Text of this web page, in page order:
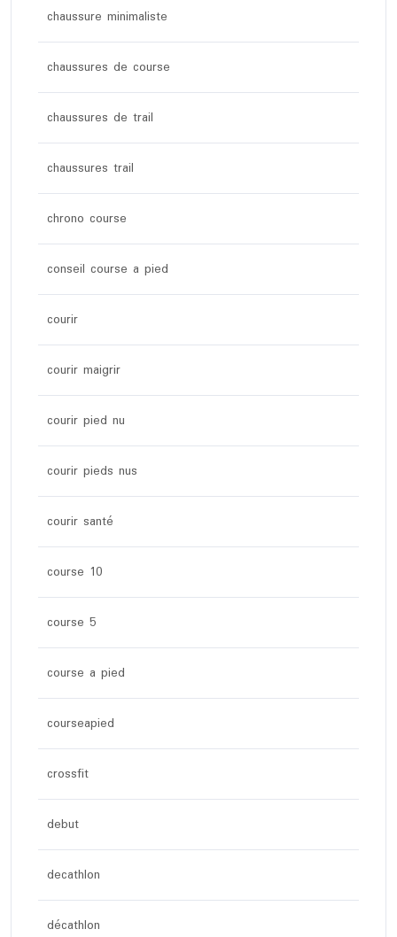
chaussure minimaliste
chaussures de course
chaussures de trail
chaussures trail
chrono course
conseil course a pied
courir
courir maigrir
courir pied nu
courir pieds nus
courir santé
course 10
course 5
course a pied
courseapied
crossfit
debut
decathlon
décathlon